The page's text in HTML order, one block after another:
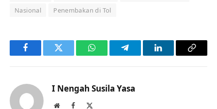
Nasional
Penembakan di Tol
FacebookTwitter WhatsAppTelegramLinkedInCopy
I Nengah Susila Yasa
WebsiteFacebook